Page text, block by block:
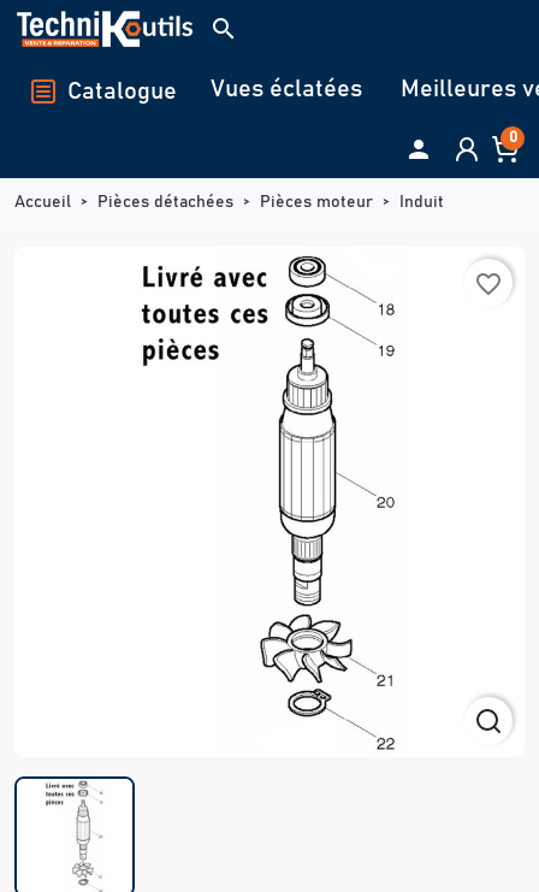
Panneau de gestion des cookies
search
Catalogue Vues éclatées Meilleures
 0
Accueil Pièces détachées Pièces moteur Induit
favorite_border